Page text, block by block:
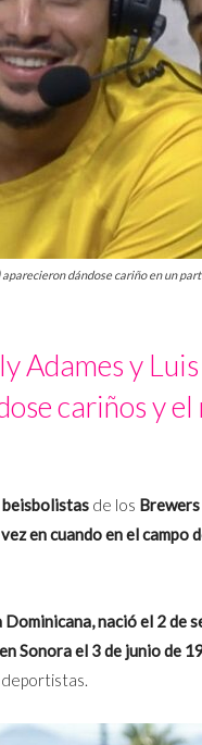
dándose cariño en un
Adames y
cariños y
beisbolistas de los
en cuando en el campo
nació el 2 de
Sonora el 3 de junio de